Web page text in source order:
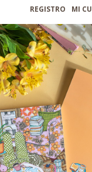
REGISTRO MI